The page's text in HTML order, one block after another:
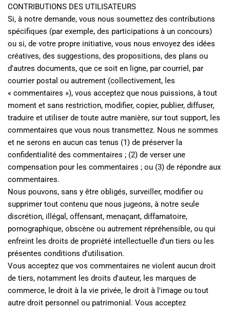
CONTRIBUTIONS DES UTILISATEURS
Si, à notre demande, vous nous soumettez des contributions
spécifiques (par exemple, des participations à un concours)
ou si, de votre propre initiative, vous nous envoyez des idées
créatives, des suggestions, des propositions, des plans ou
d'autres documents, que ce soit en ligne, par courriel, par
courrier postal ou autrement (collectivement, les
« commentaires »), vous acceptez que nous puissions, à tout
moment et sans restriction, modifier, copier, publier, diffuser,
traduire et utiliser de toute autre manière, sur tout support, les
commentaires que vous nous transmettez. Nous ne sommes
et ne serons en aucun cas tenus (1) de préserver la
confidentialité des commentaires ; (2) de verser une
compensation pour les commentaires ; ou (3) de répondre aux
commentaires.
Nous pouvons, sans y être obligés, surveiller, modifier ou
supprimer tout contenu que nous jugeons, à notre seule
discrétion, illégal, offensant, menaçant, diffamatoire,
pornographique, obscène ou autrement répréhensible, ou qui
enfreint les droits de propriété intellectuelle d'un tiers ou les
présentes conditions d'utilisation.
Vous acceptez que vos commentaires ne violent aucun droit
de tiers, notamment les droits d'auteur, les marques de
commerce, le droit à la vie privée, le droit à l'image ou tout
autre droit personnel ou patrimonial. Vous acceptez